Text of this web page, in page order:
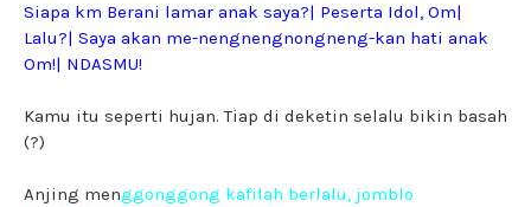
Siapa km Berani lamar anak saya?| Peserta Idol, Om|
Lalu?| Saya akan me-nengnengnongneng-kan hati anak
Om!| NDASMU!
Kamu itu seperti hujan. Tiap di deketin selalu bikin basah
(?)
Anjing menggonggong kafilah berlalu, jomblo